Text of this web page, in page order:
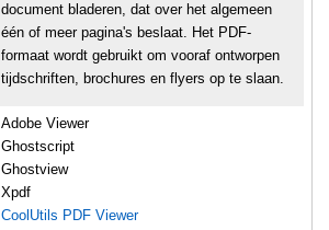
document bladeren, dat over het algemeen
één of meer pagina's beslaat. Het PDF-
formaat wordt gebruikt om vooraf ontworpen
tijdschriften, brochures en flyers op te slaan.
Adobe Viewer
Ghostscript
Ghostview
Xpdf
CoolUtils PDF Viewer